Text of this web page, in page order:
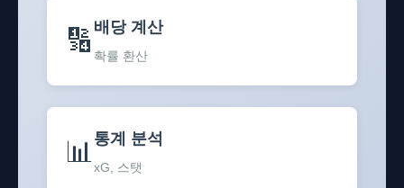
🔢 배당 계산
확률 환산
📊 통계 분석
xG, 스탯